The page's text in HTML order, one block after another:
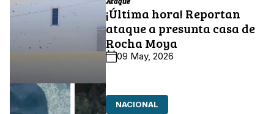
¡Última hora! Reportan
ataque a presunta casa de
Rocha Moya
09 May, 2026
NACIONAL